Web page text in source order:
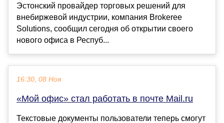
Эстонский провайдер торговых решений для
внебиржевой индустрии, компания Brokeree
Solutions, сообщил сегодня об открытии своего
нового офиса в Респуб...
16:30, 08 Ноя
«Мой офис» стал работать в почте Mail.ru
Текстовые документы пользователи теперь смогут